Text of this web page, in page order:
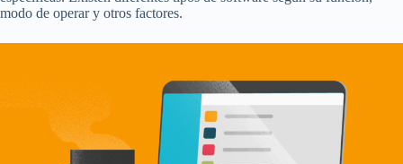
modo de operar y otros factores.